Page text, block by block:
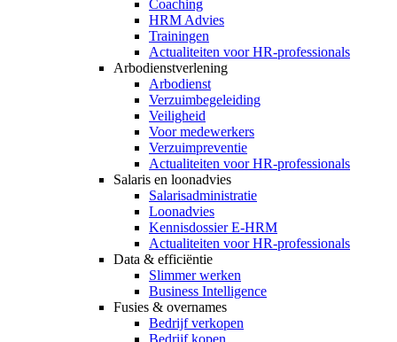
Coaching
HRM Advies
Trainingen
Actualiteiten voor HR-professionals
Arbodienstverlening
Arbodienst
Verzuimbegeleiding
Veiligheid
Voor medewerkers
Verzuimpreventie
Actualiteiten voor HR-professionals
Salaris en loonadvies
Salarisadministratie
Loonadvies
Kennisdossier E-HRM
Actualiteiten voor HR-professionals
Data & efficiëntie
Slimmer werken
Business Intelligence
Fusies & overnames
Bedrijf verkopen
Bedrijf kopen